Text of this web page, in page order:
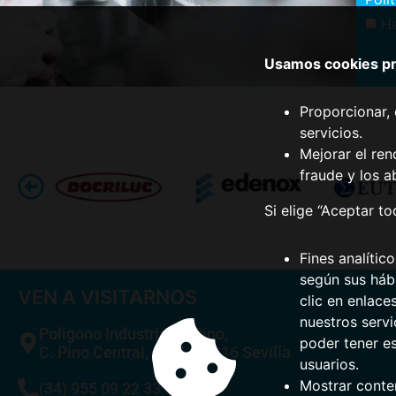
VEN A VISITARNOS
Poligono Industrial El Pino,
C. Pino Central, 29, A, 41016 Sevilla
(34) 955 09 22 33
Usamos cookies
Proporcionar,
servicios.
Mejorar el
fraude y los
Si elige “Aceptar
Fines
según sus
clic en
nuestros
poder tener
usuarios.
Mostrar